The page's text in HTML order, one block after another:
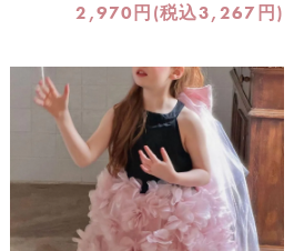
2,970円(税込3,267円)